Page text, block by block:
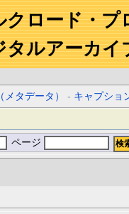
クロード・プ
タルアーカイ
メタデータ） - キャプショ
ページ